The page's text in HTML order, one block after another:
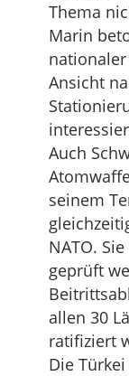
Thema
Marin
Ansicht
Auch
seinem
NATO.
geprüft
allen 30
ratifiziert
Die